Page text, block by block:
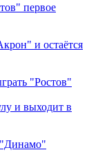
первое
и остаётся
"Ростов"
и выходит в